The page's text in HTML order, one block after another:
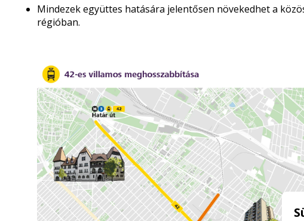
Mindezek együttes hatására jelentősen növekedhet a
régióban.